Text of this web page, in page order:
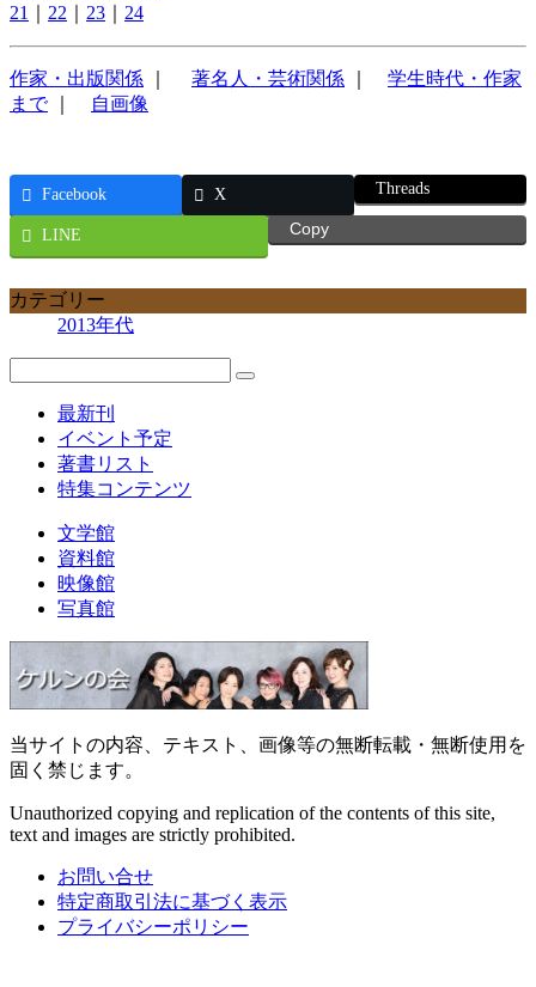
21
22 23 24
作家・出版関係 著名人・芸術関係
学生時代・作家
まで｜ 自画像
Facebook X Threads
LINE Copy
カテゴリー
2013年代
最新刊
イベント予定
著書リスト
特集コンテンツ
文学館
資料館
映像館
写真館
当サイトの内容、テキスト、画像等の無断転載・無断使用を
固く禁じます。
Unauthorized copying and replication of the contents of this site,
text and images are strictly prohibited.
お問い合せ
特定商取引法に基づく表示
プライバシーポリシー